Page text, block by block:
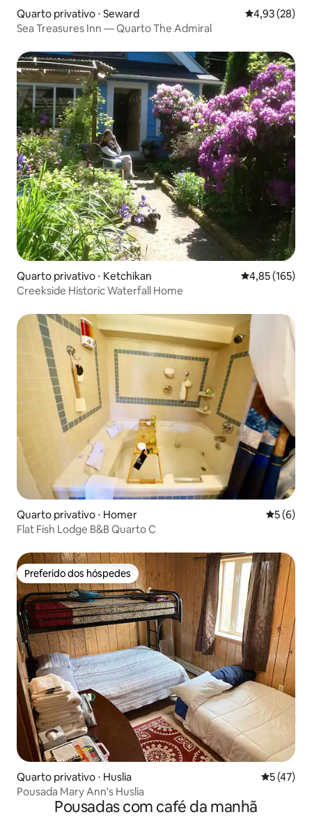
Quarto privativo ⋅ Seward 4,93 de uma
4,93 (28)
Sea Treasures Inn — Quarto The Admiral
Quarto privativo ⋅ Ketchikan 4,85 de uma
4,85 (165)
Creekside Historic Waterfall Home
Quarto privativo ⋅ Homer 5 de
5 (6)
Flat Fish Lodge B&B Quarto C
Preferido dos hóspedes
Preferido dos hóspedes
Quarto privativo ⋅ Huslia 5 de uma
5 (47)
Pousada Mary Ann's Huslia
Pousadas com café da manhã